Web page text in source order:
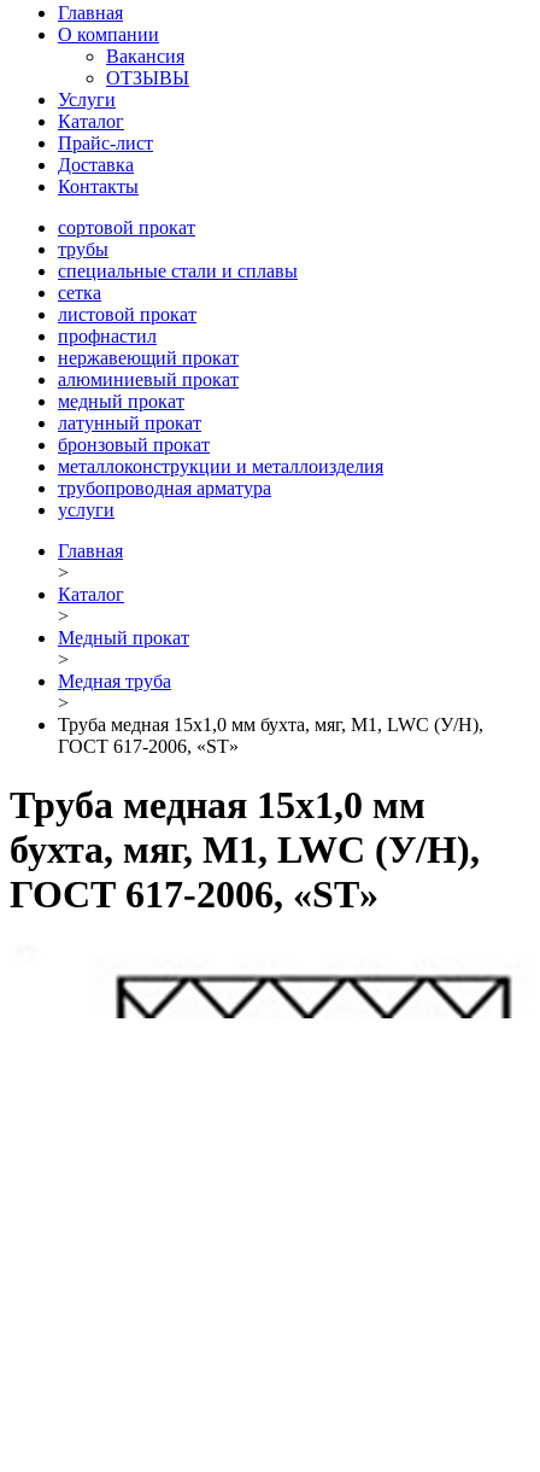
Главная
О компании
Вакансия
ОТЗЫВЫ
Услуги
Каталог
Прайс-лист
Доставка
Контакты
сортовой прокат
трубы
специальные стали и сплавы
сетка
листовой прокат
профнастил
нержавеющий прокат
алюминиевый прокат
медный прокат
латунный прокат
бронзовый прокат
металлоконструкции и металлоизделия
трубопроводная арматура
услуги
Главная
>
Каталог
>
Медный прокат
>
Медная труба
>
Труба медная 15х1,0 мм бухта, мяг, М1, LWC (У/Н),
ГОСТ 617-2006, «ST»
Труба медная 15х1,0 мм
бухта, мяг, М1, LWC (У/Н),
ГОСТ 617-2006, «ST»